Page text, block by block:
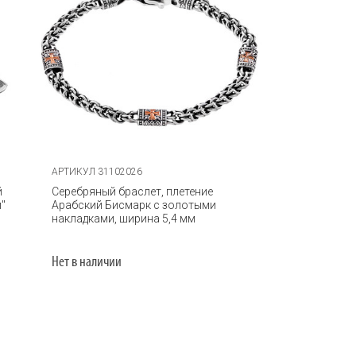
АРТИКУЛ 31102026
Серебряный браслет, плетение
Арабский Бисмарк с золотыми
накладками, ширина 5,4 мм
Нет в наличии